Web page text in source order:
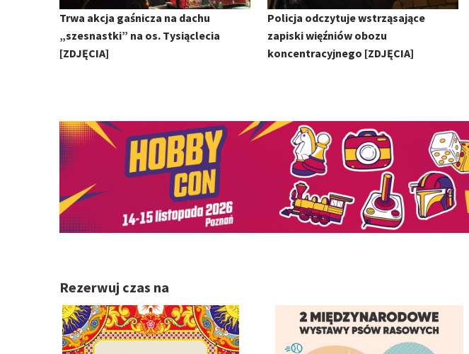
Trwa akcja gaśnicza na dachu
„szesnastki” na os. Tysiąclecia
[ZDJĘCIA]
Policja odczytuje wstrząsające
zapiski więźniów obozu
koncentracyjnego [ZDJĘCIA]
Rezerwuj czas na